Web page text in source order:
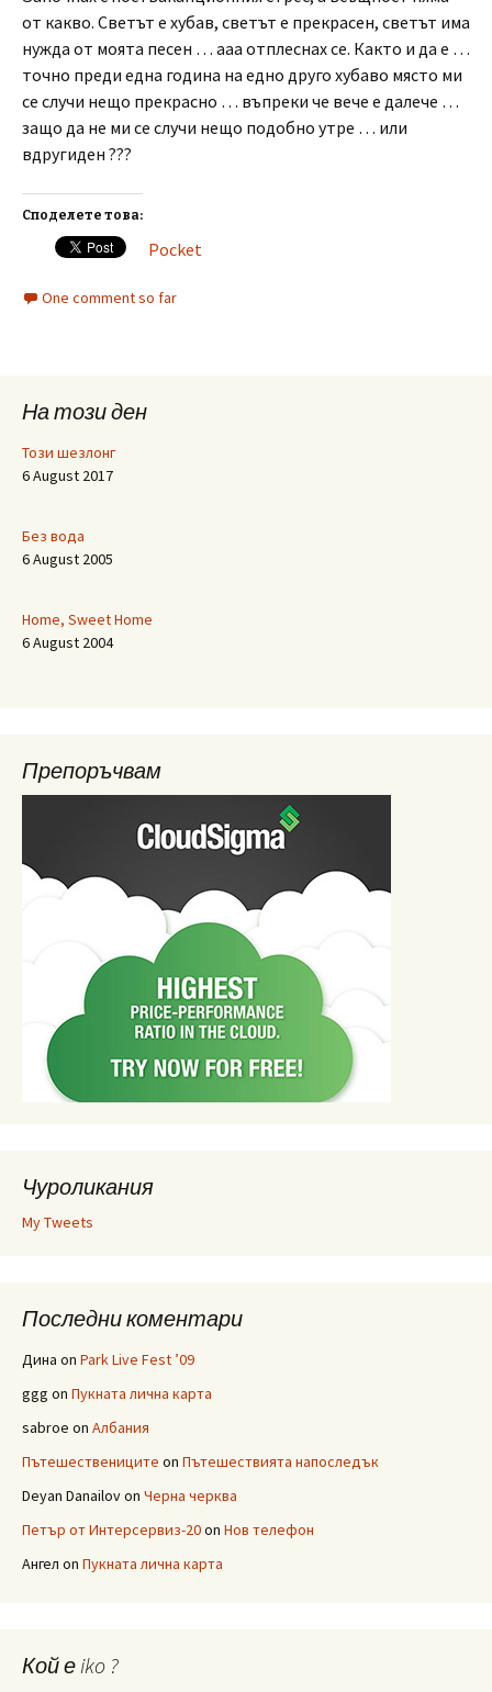
от какво. Светът е хубав, светът е прекрасен, светът има
нужда от моята песен … ааа отплеснах се. Както и да е …
точно преди една година на едно друго хубаво място ми
се случи нещо прекрасно … въпреки че вече е далече …
защо да не ми се случи нещо подобно утре … или
вдругиден ???
Споделете това:
Pocket
One comment so far
На този ден
Този шезлонг
6 August 2017
Без вода
6 August 2005
Home, Sweet Home
6 August 2004
Препоръчвам
Чуроликания
My Tweets
Последни коментари
Дина on Park Live Fest ’09
ggg on Пукната лична карта
sabroe on Албания
Пътешествениците on Пътешествията напоследък
Deyan Danailovon Черна черква
Петър от Интерсервиз-20on Нов телефон
Ангел on Пукната лична карта
Кой е iko ?